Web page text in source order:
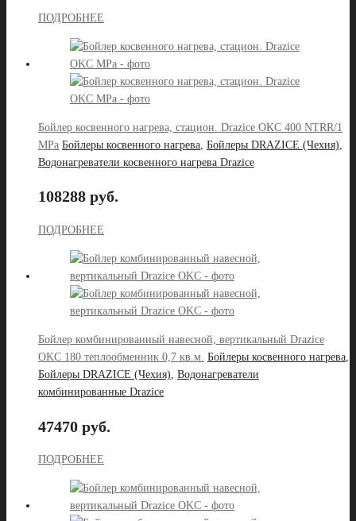
ПОДРОБНЕЕ
Бойлер косвенного нагрева, стацион. Drazice OKC 400 NTRR/1
MPa Бойлеры косвенного нагрева Бойлеры DRAZICE (Чехия)
Водонагреватели косвенного нагрева Drazice
108288 руб.
ПОДРОБНЕЕ
Бойлер комбинированный навесной, вертикальный Drazice
OKC 180 теплообменник 0,7 кв.м. Бойлеры косвенного нагрева,
Бойлеры DRAZICE (Чехия), Водонагреватели
комбинированные Drazice
47470 руб.
ПОДРОБНЕЕ